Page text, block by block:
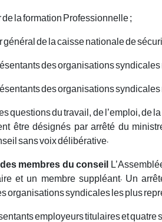
de la formation Professionnelle ;
général de la caisse nationale de
des organisations
des organisations
questions du travail, de l’emploi, de
être désignés par arrêté du
sans voix délibérative.
membres du conseil
et un membre suppléant. Un
organisations syndicales les plus
employeurs titulaires et quatre